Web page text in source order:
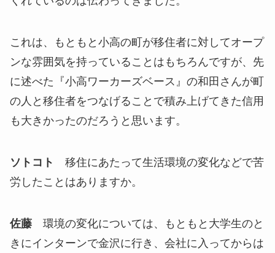
これは、もともと小高の町が移住者に対してオープ
ンな雰囲気を持っていることはもちろんですが、先
に述べた『小高ワーカーズベース』の和田さんが町
の人と移住者をつなげることで積み上げてきた信用
も大きかったのだろうと思います。
ソトコト 移住にあたって生活環境の変化などで苦
労したことはありますか。
佐藤 環境の変化については、もともと大学生のと
きにインターンで金沢に行き、会社に入ってからは